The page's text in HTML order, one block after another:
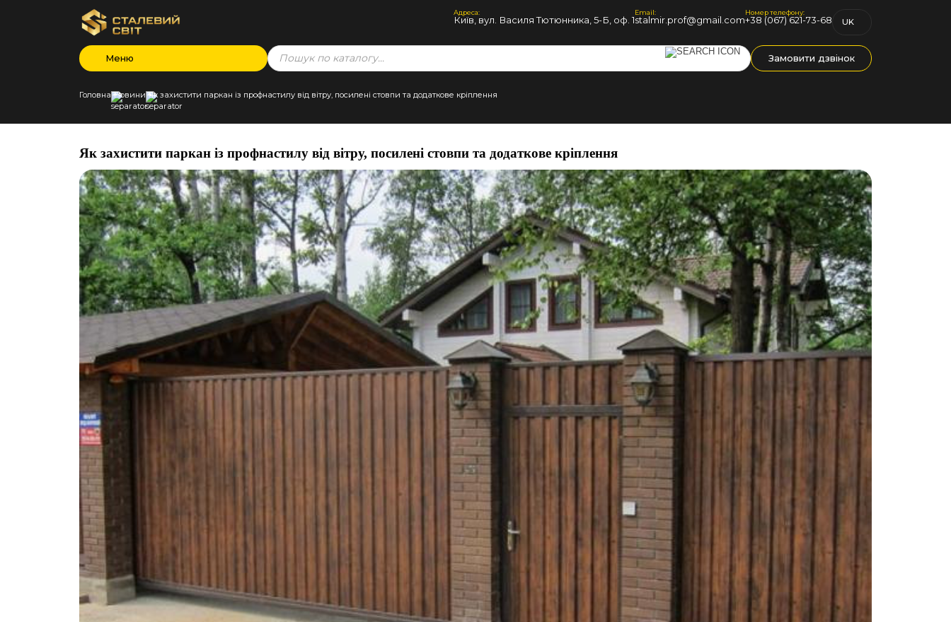
Адреса:
Київ, вул. Василя Тютюнника, 5-Б, оф. 1
Email:
stalmir.prof@gmail.com
Номер телефону:
+38 (067) 621-73-68
UK
Меню
Products
search
Замовити дзвінок
Головна Новини Як захистити паркан із профнастилу від вітру, посилені стовпи та додаткове кріплення
Як захистити паркан із профнастилу від вітру, посилені стовпи та додаткове кріплення